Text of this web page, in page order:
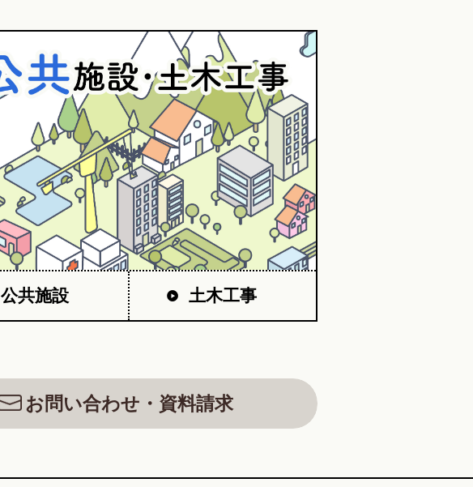
公共施設 土木工事
お問い合わせ・資料請求